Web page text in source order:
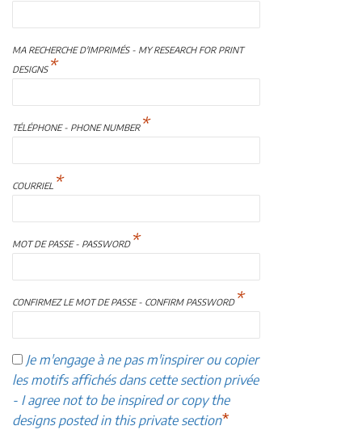
MA RECHERCHE D'IMPRIMÉS - MY RESEARCH FOR PRINT
DESIGNS*
TÉLÉPHONE - PHONE NUMBER*
COURRIEL *
MOT DE PASSE - PASSWORD*
CONFIRMEZ LE MOT DE PASSE - CONFIRM PASSWORD*
Je m'engage à ne pas m'inspirer ou copier
les motifs affichés dans cette section privée
- I agree not to be inspired or copy the
designs posted in this private section*